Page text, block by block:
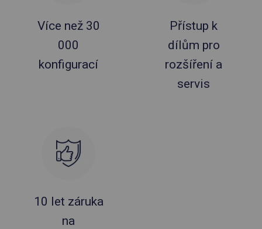
Více než 30
000
konfigurací
Přístup k
dílům pro
rozšíření a
servis
10 let záruka
na